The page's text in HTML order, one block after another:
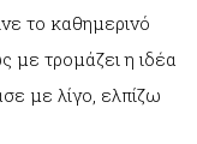
το καθημερινό
τρομάζει η ιδέα
με λίγο, ελπίζω